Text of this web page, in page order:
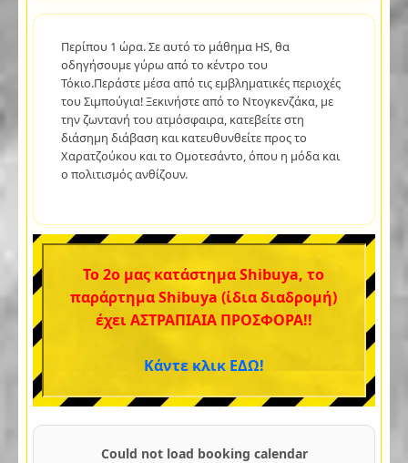
Περίπου 1 ώρα. Σε αυτό το μάθημα HS, θα
οδηγήσουμε γύρω από το κέντρο του
Τόκιο.Περάστε μέσα από τις εμβληματικές περιοχές
του Σιμπούγια! Ξεκινήστε από το Ντογκενζάκα, με
την ζωντανή του ατμόσφαιρα, κατεβείτε στη
διάσημη διάβαση και κατευθυνθείτε προς το
Χαρατζούκου και το Ομοτεσάντο, όπου η μόδα και
ο πολιτισμός ανθίζουν.
Το 2ο μας κατάστημα Shibuya, το
παράρτημα Shibuya (ίδια διαδρομή)
έχει ΑΣΤΡΑΠΙΑΙΑ ΠΡΟΣΦΟΡΑ!!
Κάντε κλικ ΕΔΩ!
Could not load booking calendar